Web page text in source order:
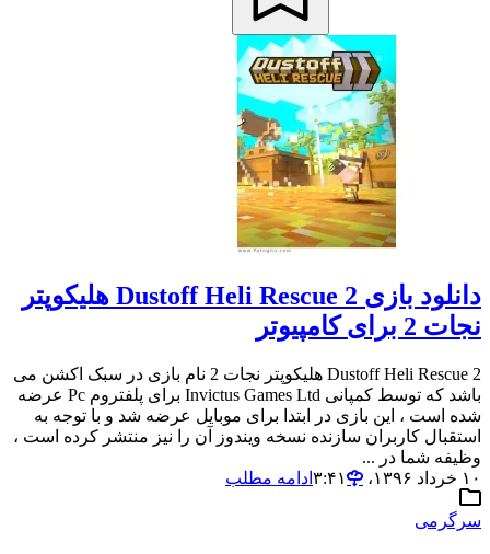
دانلود بازی Dustoff Heli Rescue 2 هلیکوپتر
نجات 2 برای کامپیوتر
Dustoff Heli Rescue 2 هلیکوپتر نجات 2 نام بازی در سبک اکشن می
باشد که توسط کمپانی Invictus Games Ltd برای پلفتروم Pc عرضه
شده است ، این بازی در ابتدا برای موبایل عرضه شد و با توجه به
استقبال کاربران سازنده نسخه ویندوز آن را نیز منتشر کرده است ،
وظیفه شما در ...
۱۰ خرداد ۱۳۹۶،‏ ۳:۴۱
ادامه مطلب
سرگرمی